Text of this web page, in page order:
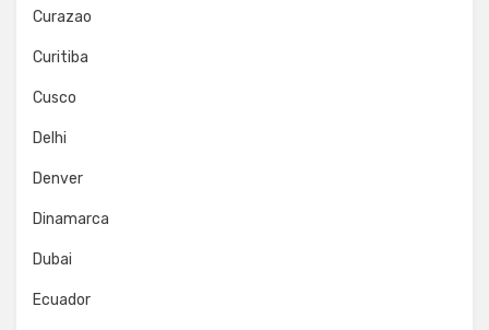
Curazao
Curitiba
Cusco
Delhi
Denver
Dinamarca
Dubai
Ecuador